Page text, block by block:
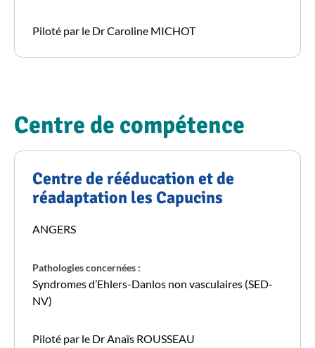
Piloté par le Dr Caroline MICHOT
Centre de compétence
Centre de rééducation et de
réadaptation les Capucins
ANGERS
Pathologies concernées :
Syndromes d’Ehlers-Danlos non vasculaires (SED-
NV)
Piloté par le Dr Anaïs ROUSSEAU